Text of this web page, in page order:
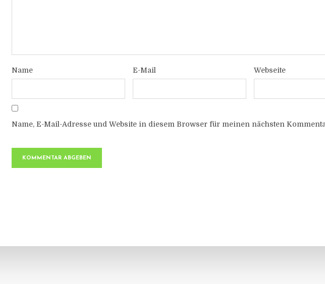
Name E-Mail Webseite
Name, E-Mail-Adresse und Website in diesem Browser für meinen nächsten